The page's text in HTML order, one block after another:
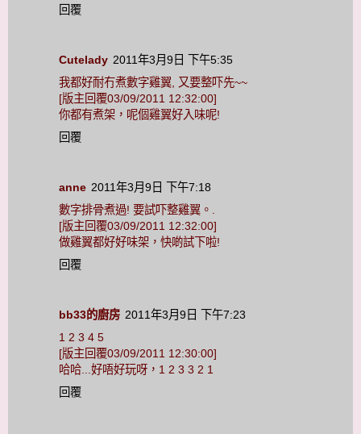
回覆
Cutelady 2011年3月9日 下午5:35
我都好耐冇煮數字雞翼, 又要整吓先~~
[版主回覆03/09/2011 12:32:00]
你都有煮架，呢個雞翼好入味呢!
回覆
anne 2011年3月9日 下午7:18
數字排骨煮過! 要試吓整雞翼。.
[版主回覆03/09/2011 12:32:00]
做雞翼都好好味架，快啲試下啦!
回覆
bb33的廚房 2011年3月9日 下午7:23
1 2 3 4 5
[版主回覆03/09/2011 12:30:00]
哈哈...好唔好玩呀，1 2 3 3 2 1
回覆